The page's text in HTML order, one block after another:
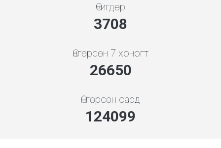
Өчигдөр
4136
Өнгөрсөн 7 хоногт
29725
Өнгөрсөн сард
138418